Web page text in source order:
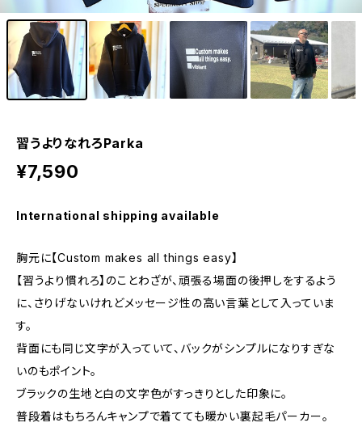
習うよりなれろParka
¥7,590
International shipping available
胸元に【Custom makes all things easy】
【習うより慣れろ】のことわざが、頑張る場面の後押しをするよう
に、さりげないけれどメッセージ性の高い言葉として入っていま
す。
背面にも同じ文字が入っていて、バックがシンプルになりすぎな
いのもポイント。
ブラックの生地と白の文字色がすっきりとした印象に。
普段着はもちろんキャンプで着てても暖かい裏起毛パーカー。